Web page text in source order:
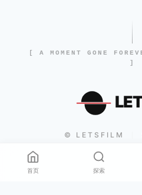
[ A MOMENT GONE
]
© LETSFILM
首页 探索